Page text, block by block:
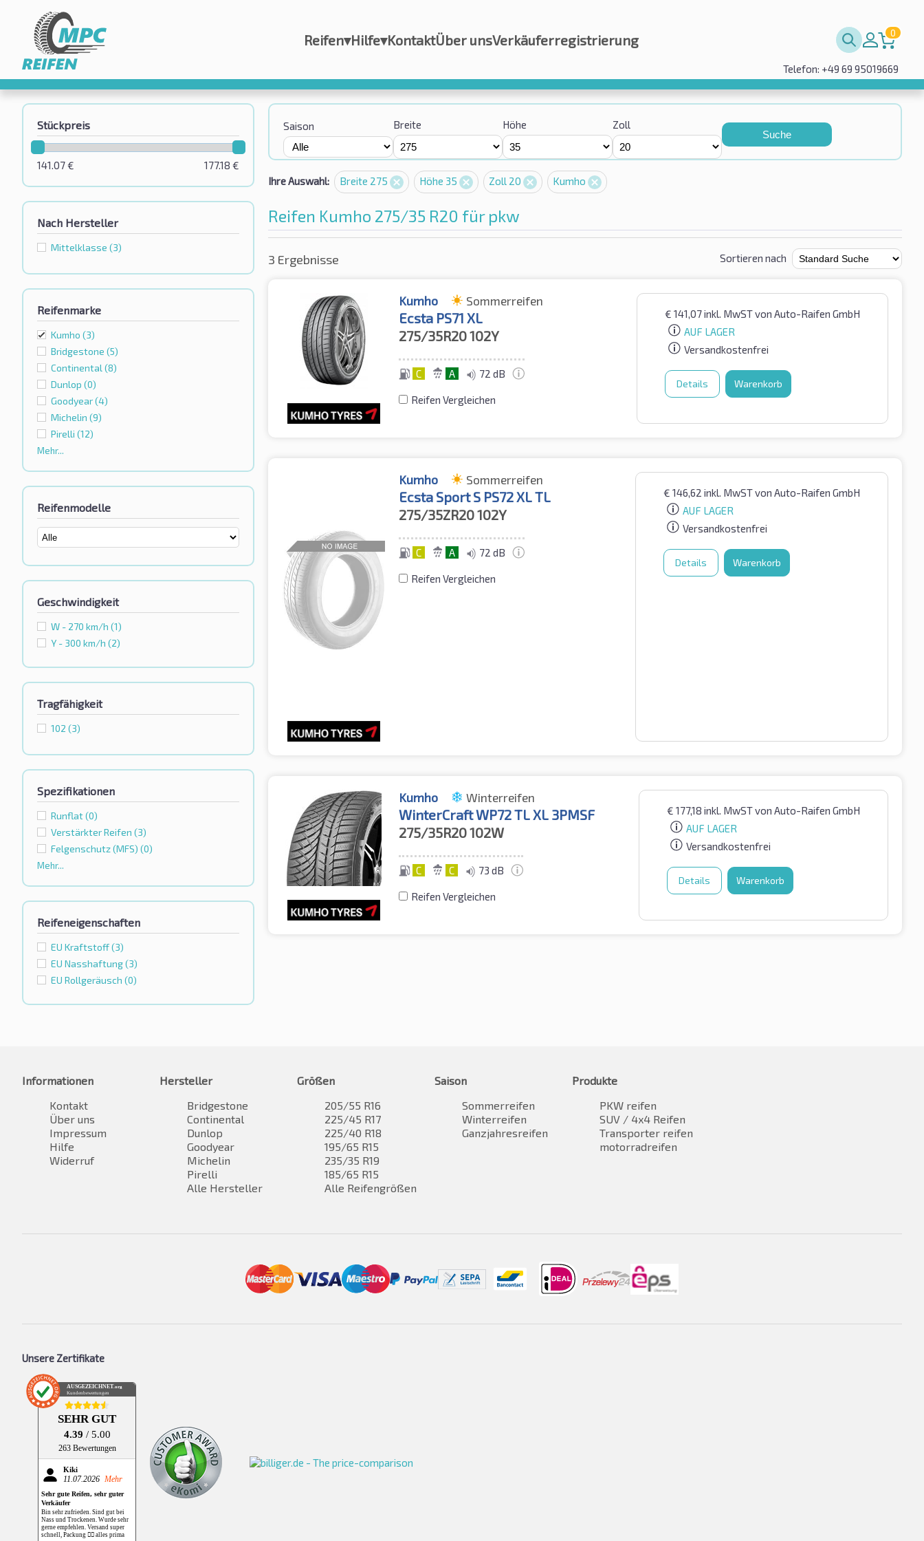
Reifen▾Hilfe▾KontaktÜber unsVerkäuferregistrierung 0
Telefon: +49 69 95019669
Stückpreis
177.18 €
141.07€
Nach Hersteller
Mittelklasse (3)
Reifenmarke
Kumho (3)
Bridgestone (5)
Continental (8)
Dunlop (0)
Goodyear(4)
Michelin (9)
Pirelli (12)
Mehr...
Reifenmodelle
Geschwindigkeit
W - 270 km/h (1)
Y - 300 km/h (2)
Tragfähigkeit
102 (3)
Spezifikationen
Runflat(0)
Verstärkter Reifen (3)
Felgenschutz (MFS) (0)
Mehr...
Reifeneigenschaften
EU Kraftstoff(3)
EU Nasshaftung(3)
EU Rollgeräusch (0)
Saison Breite Höhe Zoll
Suche
Ihre Auswahl: Breite 275 Höhe 35 Zoll 20 Kumho
Reifen Kumho 275/35 R20 für pkw
3 Ergebnisse Sortieren nach
Kumho Sommerreifen
Ecsta PS71 XL
275/35R20102Y
C A 72 dB
Reifen Vergleichen
€ 141,07inkl. MwSTvon Auto-Raifen GmbH
AUF LAGER
Versandkostenfrei
Details Warenkorb
Kumho Sommerreifen
Ecsta Sport S PS72 XL TL
275/35ZR20102Y
C A 72 dB
Reifen Vergleichen
€ 146,62 inkl. MwSTvon Auto-Raifen GmbH
AUF LAGER
Versandkostenfrei
Details Warenkorb
Kumho Winterreifen
WinterCraft WP72 TL XL 3PMSF
275/35R20102W
C C 73 dB
Reifen Vergleichen
€ 177,18 inkl. MwSTvon Auto-Raifen GmbH
AUF LAGER
Versandkostenfrei
Details Warenkorb
Informationen
Kontakt
Über uns
Impressum
Hilfe
Widerruf
Hersteller
Bridgestone
Continental
Dunlop
Goodyear
Michelin
Pirelli
Alle Hersteller
Größen
205/55 R16
225/45 R17
225/40 R18
195/65 R15
235/35 R19
185/65 R15
Alle Reifengrößen
Saison
Sommerreifen
Winterreifen
Ganzjahresreifen
Produkte
PKW reifen
SUV / 4x4 Reifen
Transporter reifen
motorradreifen
Unsere Zertifikate
AUSGEZEICHNET .org
Kundenbewertungen
SEHR GUT
4.39 / 5.00
263 Bewertungen
Kiki
11.07.2026 Mehr
Sehr gute Reifen, sehr guter
Verkäufer
Bin sehr zufrieden. Sind gut bei
Nass und Trockenen. Wurde sehr
gerne empfehlen. Versand super
schnell, Packung 👌🏻 alles prima